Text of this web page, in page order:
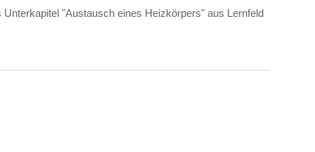
"Austausch eines Heizkörpers" aus Lernfeld